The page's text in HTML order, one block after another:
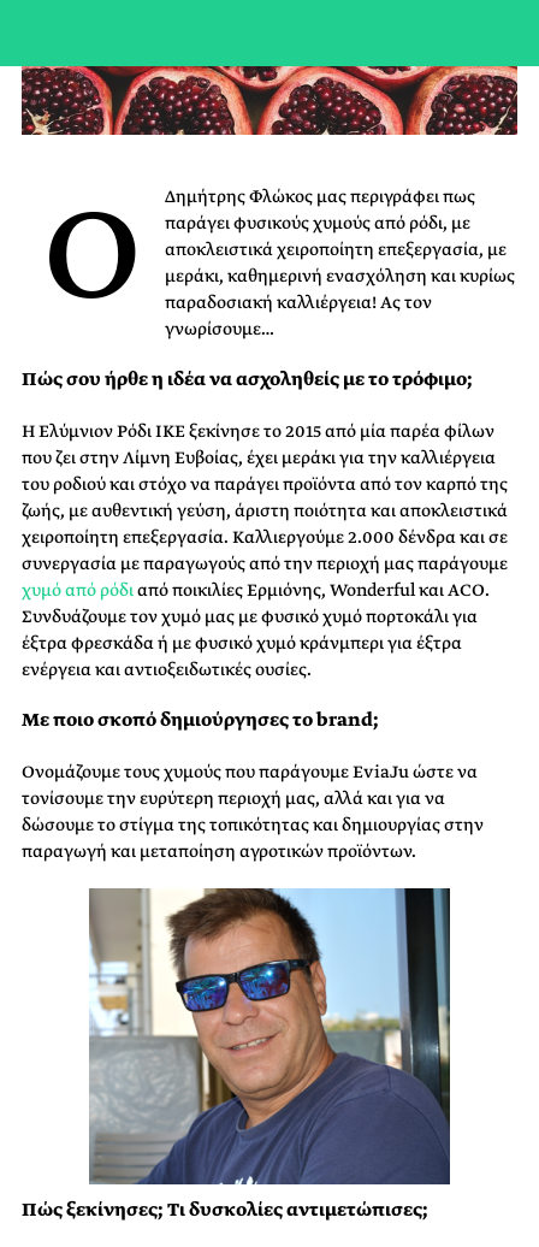
Ο
Δημήτρης Φλώκος μας περιγράφει πως
παράγει φυσικούς χυμούς από ρόδι, με
αποκλειστικά χειροποίητη επεξεργασία, με
μεράκι, καθημερινή ενασχόληση και κυρίως
παραδοσιακή καλλιέργεια! Ας τον
γνωρίσουμε…
Πώς σου ήρθε η ιδέα να ασχοληθείς με το τρόφιμο;
Η Ελύμνιον Ρόδι ΙΚΕ ξεκίνησε το 2015 από μία παρέα φίλων
που ζει στην Λίμνη Ευβοίας, έχει μεράκι για την καλλιέργεια
του ροδιού και στόχο να παράγει προϊόντα από τον καρπό της
ζωής, με αυθεντική γεύση, άριστη ποιότητα και αποκλειστικά
χειροποίητη επεξεργασία. Καλλιεργούμε 2.000 δένδρα και σε
συνεργασία με παραγωγούς από την περιοχή μας παράγουμε
χυμό από ρόδιαπό ποικιλίες Ερμιόνης, Wonderful και ACO.
Συνδυάζουμε τον χυμό μας με φυσικό χυμό πορτοκάλι για
έξτρα φρεσκάδα ή με φυσικό χυμό κράνμπερι για έξτρα
ενέργεια και αντιοξειδωτικές ουσίες.
Με ποιο σκοπό δημιούργησες το brand;
Ονομάζουμε τους χυμούς που παράγουμε EviaJu ώστε να
τονίσουμε την ευρύτερη περιοχή μας, αλλά και για να
δώσουμε το στίγμα της τοπικότητας και δημιουργίας στην
παραγωγή και μεταποίηση αγροτικών προϊόντων.
Πώς ξεκίνησες; Τι δυσκολίες αντιμετώπισες;